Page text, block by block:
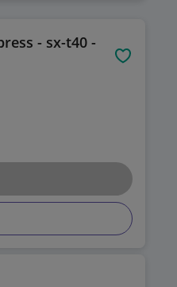
- sx-t40 -
Obserwuj